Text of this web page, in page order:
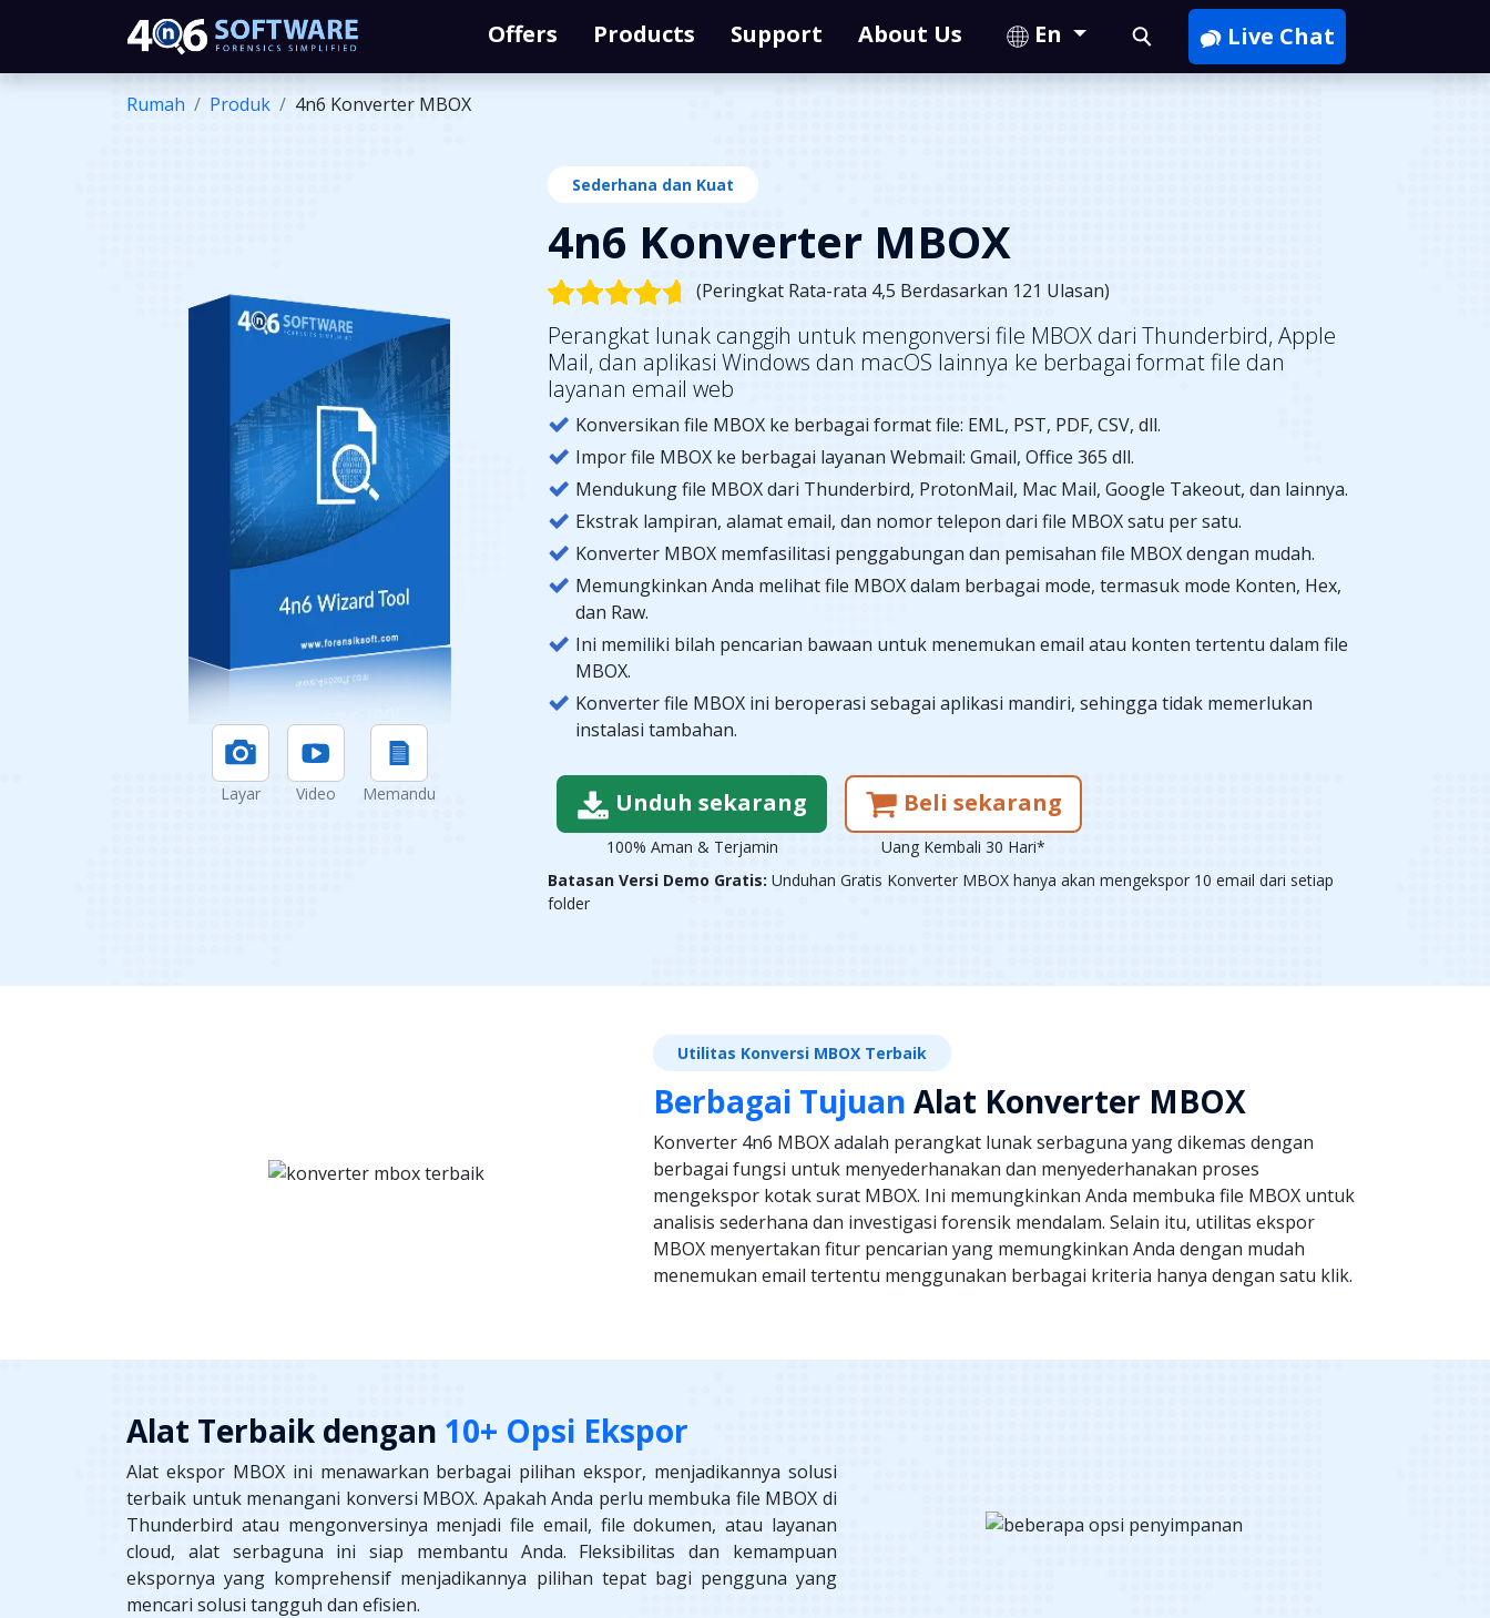
Offers Products Support About Us En Live Chat
Rumah Produk 4n6 Konverter MBOX
Layar Video Memandu
Sederhana dan Kuat
4n6 Konverter MBOX
(Peringkat Rata-rata 4,5 Berdasarkan 121 Ulasan)
Perangkat lunak canggih untuk mengonversi file MBOX dari Thunderbird, Apple
Mail, dan aplikasi Windows dan macOS lainnya ke berbagai format file dan
layanan email web
Konversikan file MBOX ke berbagai format file: EML, PST, PDF, CSV, dll.
Impor file MBOX ke berbagai layanan Webmail: Gmail, Office 365 dll.
Mendukung file MBOX dari Thunderbird, ProtonMail, Mac Mail, Google Takeout, dan lainnya.
Ekstrak lampiran, alamat email, dan nomor telepon dari file MBOX satu per satu.
Konverter MBOX memfasilitasi penggabungan dan pemisahan file MBOX dengan mudah.
Memungkinkan Anda melihat file MBOX dalam berbagai mode, termasuk mode Konten, Hex,
dan Raw.
Ini memiliki bilah pencarian bawaan untuk menemukan email atau konten tertentu dalam file
MBOX.
Konverter file MBOX ini beroperasi sebagai aplikasi mandiri, sehingga tidak memerlukan
instalasi tambahan.
Unduh sekarang
100% Aman & Terjamin
Beli sekarang
Uang Kembali 30 Hari*
Batasan Versi Demo Gratis: Unduhan Gratis Konverter MBOX hanya akan mengekspor 10 email dari setiap
folder
Utilitas Konversi MBOX Terbaik
Berbagai Tujuan Alat Konverter MBOX
Konverter 4n6 MBOX adalah perangkat lunak serbaguna yang dikemas dengan
berbagai fungsi untuk menyederhanakan dan menyederhanakan proses
mengekspor kotak surat MBOX. Ini memungkinkan Anda membuka file MBOX untuk
analisis sederhana dan investigasi forensik mendalam. Selain itu, utilitas ekspor
MBOX menyertakan fitur pencarian yang memungkinkan Anda dengan mudah
menemukan email tertentu menggunakan berbagai kriteria hanya dengan satu klik.
Alat Terbaik dengan 10+ Opsi Ekspor
Alat ekspor MBOX ini menawarkan berbagai pilihan ekspor, menjadikannya solusi
terbaik untuk menangani konversi MBOX. Apakah Anda perlu membuka file MBOX di
Thunderbird atau mengonversinya menjadi file email, file dokumen, atau layanan
cloud, alat serbaguna ini siap membantu Anda. Fleksibilitas dan kemampuan
ekspornya yang komprehensif menjadikannya pilihan tepat bagi pengguna yang
mencari solusi tangguh dan efisien.